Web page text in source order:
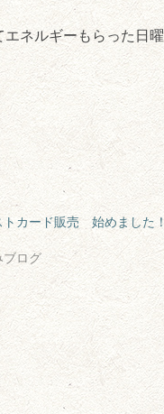
ネルギーもらった日曜
トカード販売 始めました！
ブログ